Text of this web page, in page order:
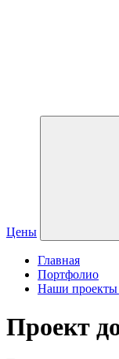
Цены
Главная
Портфолио
Наши проекты
Проект